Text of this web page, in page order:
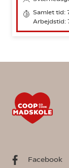
Samlet tid:
Arbejdstid:
Facebook